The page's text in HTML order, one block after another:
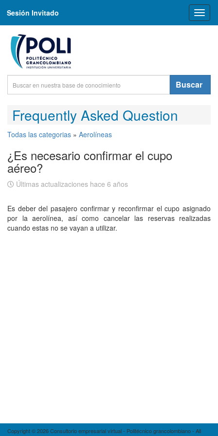
Sesión Invitado
Buscar
Frequently Asked Question
Todas las categorias » Aerolíneas
¿Es necesario confirmar el cupo
aéreo?
Últimas actualizaciones hace 6 años
Es deber del pasajero confirmar y reconfirmar el cupo asignado
por la aerolínea, así como cancelar las reservas realizadas
cuando estas no se vayan a utilizar.
Copyright © 2026 Consultorio empresarial virtual - Politécnico grancolombiano - All